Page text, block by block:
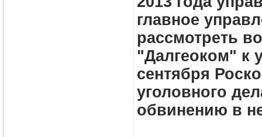
главное
рассмотреть
"Далгеоком" к
сентября
уголовного
обвинению в